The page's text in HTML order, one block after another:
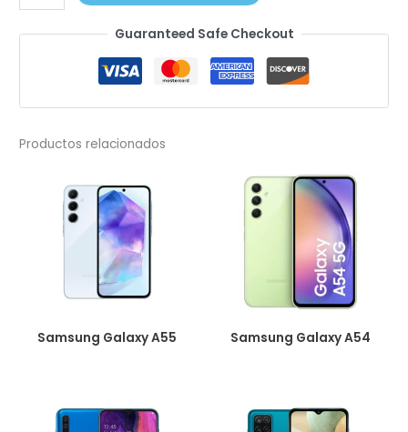
Galaxy
A51
Guaranteed Safe Checkout
Productos relacionados
Samsung Galaxy A55 Samsung Galaxy A54